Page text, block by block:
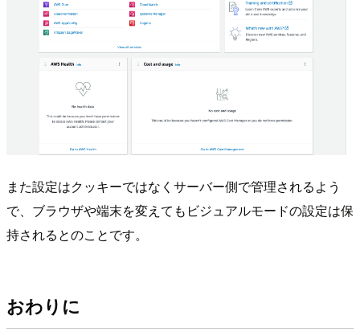
また設定はクッキーではなくサーバー側で管理されるよう
で、ブラウザや端末を変えてもビジュアルモードの設定は保
持されるとのことです。
おわりに